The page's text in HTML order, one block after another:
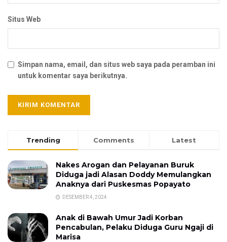
Situs Web
Simpan nama, email, dan situs web saya pada peramban ini
untuk komentar saya berikutnya.
Trending Comments Latest
Nakes Arogan dan Pelayanan Buruk
Diduga jadi Alasan Doddy Memulangkan
Anaknya dari Puskesmas Popayato
DESEMBER 4, 2024
Anak di Bawah Umur Jadi Korban
Pencabulan, Pelaku Diduga Guru Ngaji di
Marisa